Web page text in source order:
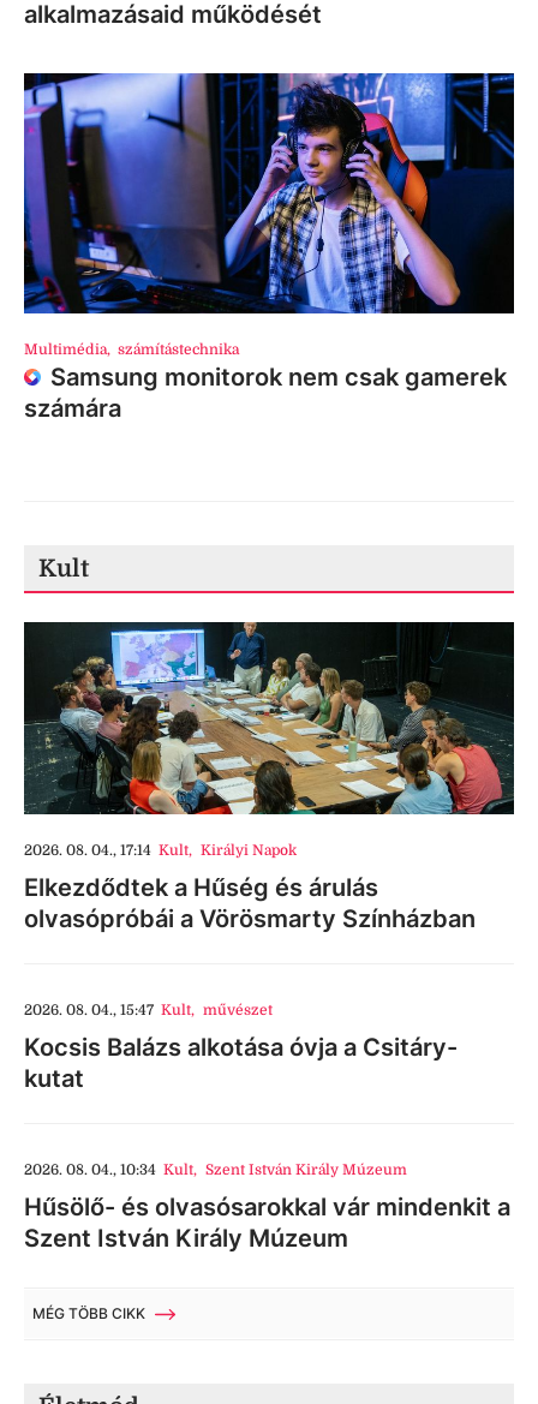
alkalmazásaid működését
Multimédia, számítástechnika
Samsung monitorok nem csak gamerek
számára
Kult
2026. 08. 04., 17:14 Kult, Királyi Napok
Elkezdődtek a Hűség és árulás
olvasópróbái a Vörösmarty Színházban
2026. 08. 04., 15:47 Kult, művészet
Kocsis Balázs alkotása óvja a Csitáry-
kutat
2026. 08. 04., 10:34 Kult, Szent István Király Múzeum
Hűsölő- és olvasósarokkal vár mindenkit a
Szent István Király Múzeum
MÉG TÖBB CIKK